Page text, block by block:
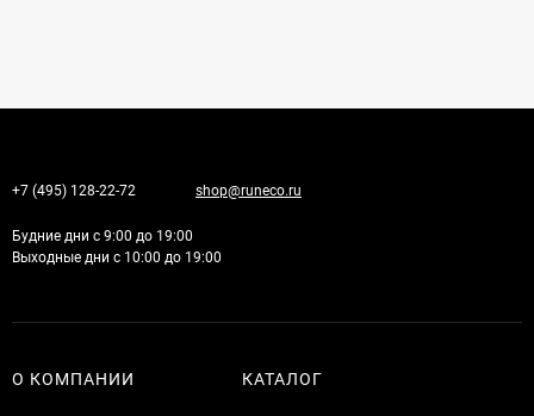
+7 (495) 128-22-72 shop@runeco.ru
Будние дни с 9:00 до 19:00
Выходные дни с 10:00 до 19:00
О КОМПАНИИ КАТАЛОГ